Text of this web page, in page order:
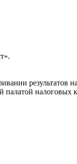
результатов
палатой налоговых